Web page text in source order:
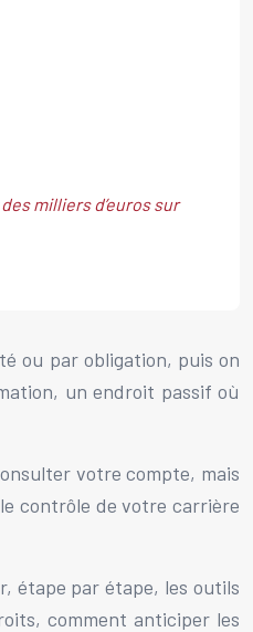
milliers d’euros sur
ou par obligation, puis on
un endroit passif où
votre compte, mais
contrôle de votre carrière
étape par étape, les outils
comment anticiper les